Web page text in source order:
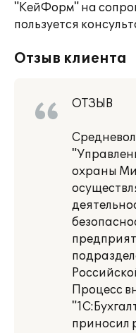
"КейФорм" на
пользуется
Отзыв клиента
ОТЗЫВ
охраны
Процесс
приносил